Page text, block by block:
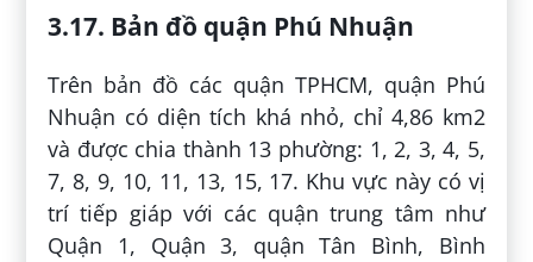
3.17. Bản đồ quận Phú Nhuận
Trên bản đồ các quận TPHCM, quận Phú
Nhuận có diện tích khá nhỏ, chỉ 4,86 km2
và được chia thành 13 phường: 1, 2, 3, 4, 5,
7, 8, 9, 10, 11, 13, 15, 17. Khu vực này có vị
trí tiếp giáp với các quận trung tâm như
Quận 1, Quận 3, quận Tân Bình, Bình